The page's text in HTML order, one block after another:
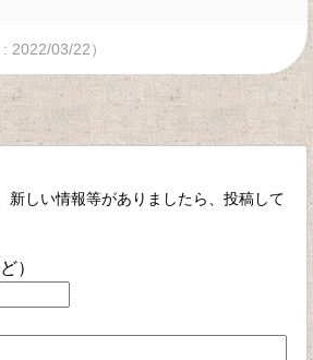
2022/03/22）
新しい情報等がありましたら、投稿して
）